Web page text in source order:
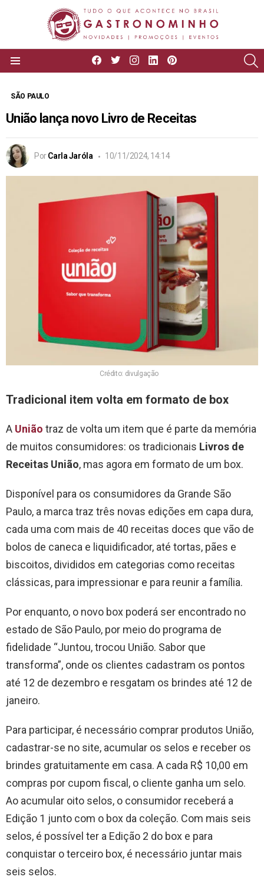
facebooktwitterinstagram
linkedin
SÃO PAULO
União lança novo Livro de Receitas
Por Carla Jaróla 10/11/2024, 14:14
Crédito: divulgação
Tradicional item volta em formato de box
A União traz de volta um item que é parte da memória
de muitos consumidores: os tradicionais Livros de
Receitas União, mas agora em formato de um box.
Disponível para os consumidores da Grande São
Paulo, a marca traz três novas edições em capa dura,
cada uma com mais de 40 receitas doces que vão de
bolos de caneca e liquidificador, até tortas, pães e
biscoitos, divididos em categorias como receitas
clássicas, para impressionar e para reunir a família.
Por enquanto, o novo box poderá ser encontrado no
estado de São Paulo, por meio do programa de
fidelidade “Juntou, trocou União. Sabor que
transforma”, onde os clientes cadastram os pontos
até 12 de dezembro e resgatam os brindes até 12 de
janeiro.
Para participar, é necessário comprar produtos União,
cadastrar-se no site, acumular os selos e receber os
brindes gratuitamente em casa. A cada R$ 10,00 em
compras por cupom fiscal, o cliente ganha um selo.
Ao acumular oito selos, o consumidor receberá a
Edição 1 junto com o box da coleção. Com mais seis
selos, é possível ter a Edição 2 do box e para
conquistar o terceiro box, é necessário juntar mais
seis selos.